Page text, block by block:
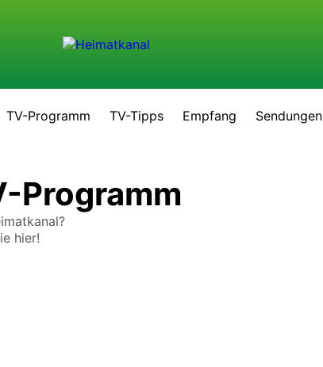
TV-Programm TV-Tipps Empfang Sendungen
Programm
hier!